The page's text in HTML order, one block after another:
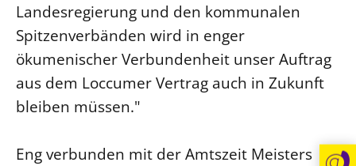
Landesregierung und den kommunalen
Spitzenverbänden wird in enger
ökumenischer Verbundenheit unser Auftrag
aus dem Loccumer Vertrag auch in Zukunft
bleiben müssen."
Eng verbunden mit der Amtszeit Meisters